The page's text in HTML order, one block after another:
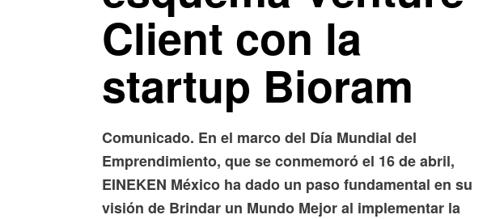
Client con la
startup Bioram
Comunicado. En el marco del Día Mundial del
Emprendimiento, que se conmemoró el 16 de abril,
EINEKEN México ha dado un paso fundamental en su
visión de Brindar un Mundo Mejor al implementar la